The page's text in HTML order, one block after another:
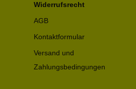
Widerrufsrecht
AGB
Kontaktformular
Versand und
Zahlungsbedingungen